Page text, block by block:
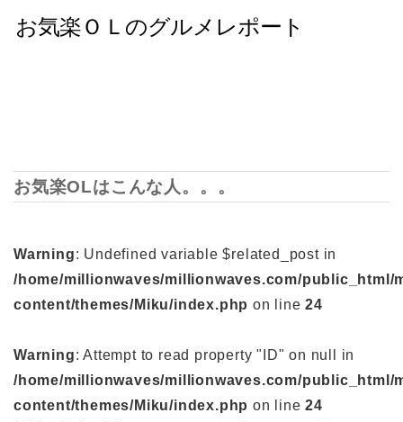
お気楽OLはこんな人。。。
Warning: Undefined variable $related_post in
/home/millionwaves/millionwaves.com/public_html/
content/themes/Miku/index.php on line24
Warning: Attempt to read property "ID" on null in
/home/millionwaves/millionwaves.com/public_html/
content/themes/Miku/index.php on line24